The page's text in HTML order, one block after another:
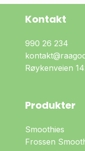
Kontakt
990 26 234
Røykenveien
Produkter
Smoothies
Frossen